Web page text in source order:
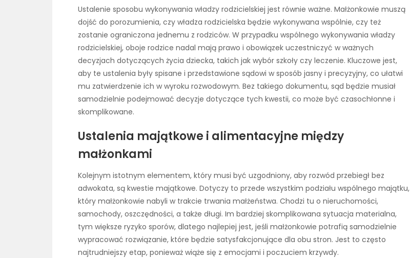
Ustalenie sposobu wykonywania władzy rodzicielskiej jest równie ważne. Małżonkowie muszą
dojść do porozumienia, czy władza rodzicielska będzie wykonywana wspólnie, czy też
zostanie ograniczona jednemu z rodziców. W przypadku wspólnego wykonywania władzy
rodzicielskiej, oboje rodzice nadal mają prawo i obowiązek uczestniczyć w ważnych
decyzjach dotyczących życia dziecka, takich jak wybór szkoły czy leczenie. Kluczowe jest,
aby te ustalenia były spisane i przedstawione sądowi w sposób jasny i precyzyjny, co ułatwi
mu zatwierdzenie ich w wyroku rozwodowym. Bez takiego dokumentu, sąd będzie musiał
samodzielnie podejmować decyzje dotyczące tych kwestii, co może być czasochłonne i
skomplikowane.
Ustalenia majątkowe i alimentacyjne między
małżonkami
Kolejnym istotnym elementem, który musi być uzgodniony, aby rozwód przebiegł bez
adwokata, są kwestie majątkowe. Dotyczy to przede wszystkim podziału wspólnego majątku,
który małżonkowie nabyli w trakcie trwania małżeństwa. Chodzi tu o nieruchomości,
samochody, oszczędności, a także długi. Im bardziej skomplikowana sytuacja materialna,
tym większe ryzyko sporów, dlatego najlepiej jest, jeśli małżonkowie potrafią samodzielnie
wypracować rozwiązanie, które będzie satysfakcjonujące dla obu stron. Jest to często
najtrudniejszy etap, ponieważ wiąże się z emocjami i poczuciem krzywdy.